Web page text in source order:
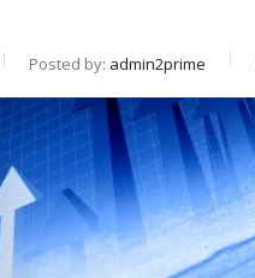
Posted by: admin2prime